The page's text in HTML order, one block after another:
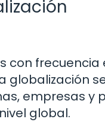
con
globalización
empresas y
global.